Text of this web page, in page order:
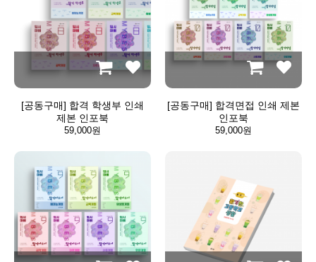
[공동구매] 합격 학생부 인쇄
제본 인포북
59,000원
[공동구매] 합격면접 인쇄 제본
인포북
59,000원